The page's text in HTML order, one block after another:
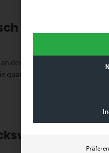
– Harmonie
der Wand und fühlst dich
quadratisch sind. Deshalb